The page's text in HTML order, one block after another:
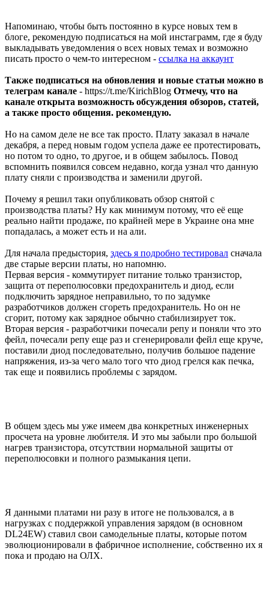
Напоминаю, чтобы быть постоянно в курсе новых тем в
блоге, рекомендую подписаться на мой инстаграмм, где я буду
выкладывать уведомления о всех новых темах и возможно
писать просто о чем-то интересном - ссылка на аккаунт
Также подписаться на обновления и новые статьи можно в
телеграм канале - https://t.me/KirichBlog Отмечу, что на
канале открыта возможность обсуждения обзоров, статей,
а также просто общения. рекомендую.
Но на самом деле не все так просто. Плату заказал в начале
декабря, а перед новым годом успела даже ее протестировать,
но потом то одно, то другое, и в общем забылось. Повод
вспомнить появился совсем недавно, когда узнал что данную
плату сняли с производства и заменили другой.
Почему я решил таки опубликовать обзор снятой с
производства платы? Ну как минимум потому, что её еще
реально найти продаже, по крайней мере в Украине она мне
попадалась, а может есть и на али.
Для начала предыстория, здесь я подробно тестировал сначала
две старые версии платы, но напомню.
Первая версия - коммутирует питание только транзистор,
защита от переполюсовки предохранитель и диод, если
подключить зарядное неправильно, то по задумке
разработчиков должен сгореть предохранитель. Но он не
сгорит, потому как зарядное обычно стабилизирует ток.
Вторая версия - разработчики почесали репу и поняли что это
фейл, почесали репу еще раз и сгенерировали фейл еще круче,
поставили диод последовательно, получив большое падение
напряжения, из-за чего мало того что диод грелся как печка,
так еще и появились проблемы с зарядом.
В общем здесь мы уже имеем два конкретных инженерных
просчета на уровне любителя. И это мы забыли про большой
нагрев транзистора, отсутствии нормальной защиты от
переполюсовки и полного размыкания цепи.
Я данными платами ни разу в итоге не пользовался, а в
нагрузках с поддержкой управления зарядом (в основном
DL24EW) ставил свои самодельные платы, которые потом
эволюционировали в фабричное исполнение, собственно их я
пока и продаю на ОЛХ.